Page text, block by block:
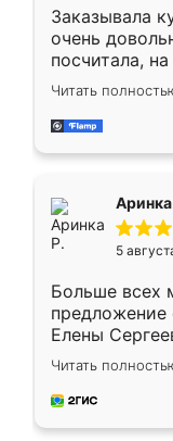
Заказывала
очень
посчитала,
Замерщик
делу со
за день,
Читать
5
Больше всех
предложение
Елены
короткие
для замера
предложил
Читать